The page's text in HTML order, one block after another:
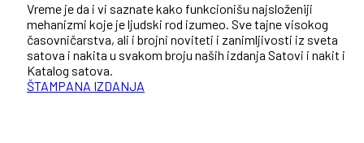
Vreme je da i vi saznate kako funkcionišu najsloženiji
mehanizmi koje je ljudski rod izumeo. Sve tajne visokog
časovničarstva, ali i brojni noviteti i zanimljivosti iz sveta
satova i nakita u svakom broju naših izdanja Satovi i nakit i
Katalog satova.
ŠTAMPANA IZDANJA